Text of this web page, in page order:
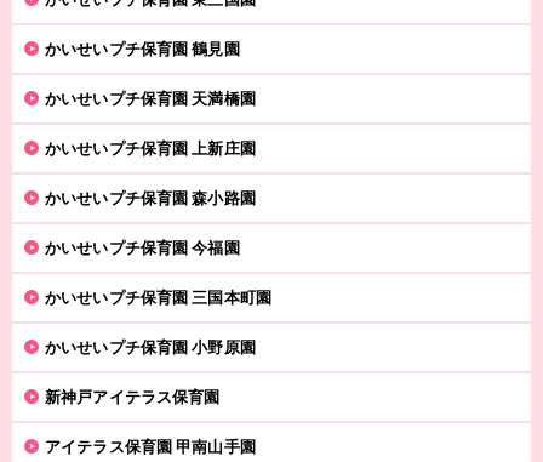
かいせいプチ保育園 鶴見園
かいせいプチ保育園 天満橋園
かいせいプチ保育園 上新庄園
かいせいプチ保育園 森小路園
かいせいプチ保育園 今福園
かいせいプチ保育園 三国本町園
かいせいプチ保育園 小野原園
新神戸アイテラス保育園
アイテラス保育園 甲南山手園